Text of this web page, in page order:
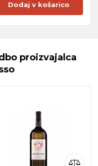
Dodaj v košarico
proizvajalca